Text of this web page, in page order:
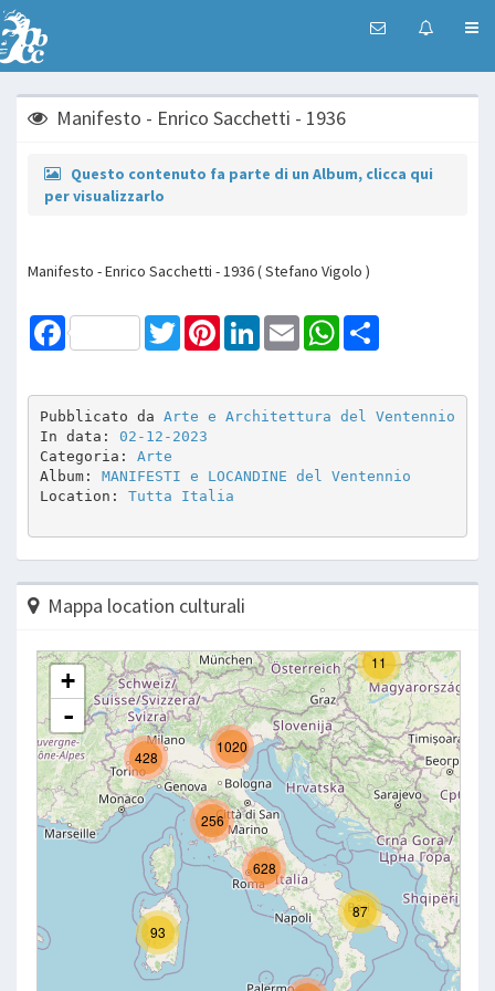
Manifesto - Enrico Sacchetti - 1936
Questo contenuto fa parte di un Album, clicca qui
per visualizzarlo
Manifesto - Enrico Sacchetti - 1936 ( Stefano Vigolo )
Facebook TwitterPinterestLinkedInEmail WhatsApp
Pubblicato da Arte e Architettura del Ventennio
In data: 02-12-2023
Categoria: Arte
Album: MANIFESTI e LOCANDINE del Ventennio
Location: Tutta Italia
Mappa location culturali